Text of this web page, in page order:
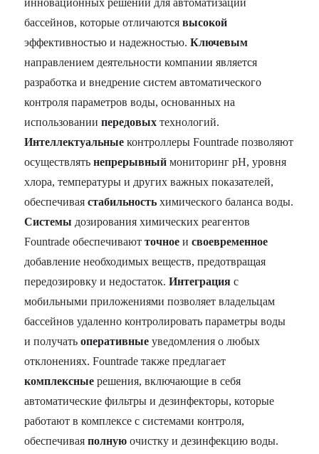
инновационных решений для автоматизации
бассейнов, которые отличаютсявысокой
эффективностью и надежностью.Ключевым
направлением деятельности компании является
разработка и внедрение систем автоматического
контроля параметров воды, основанных на
использованиипередовых технологий.
Интеллектуальные контроллеры Fountrade позволяют
осуществлятьнепрерывный мониторинг pH, уровня
хлора, температуры и других важных показателей,
обеспечиваястабильность химического баланса воды.
Системы дозирования химических реагентов
Fountrade обеспечиваютточное исвоевременное
добавление необходимых веществ, предотвращая
передозировку и недостаток.Интеграция с
мобильными приложениями позволяет владельцам
бассейнов удаленно контролировать параметры воды
и получатьоперативные уведомления о любых
отклонениях. Fountrade также предлагает
комплексные решения, включающие в себя
автоматические фильтры и дезинфекторы, которые
работают в комплексе с системами контроля,
обеспечиваяполную очистку и дезинфекцию воды.